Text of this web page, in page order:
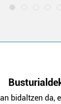
bidaltzen da,